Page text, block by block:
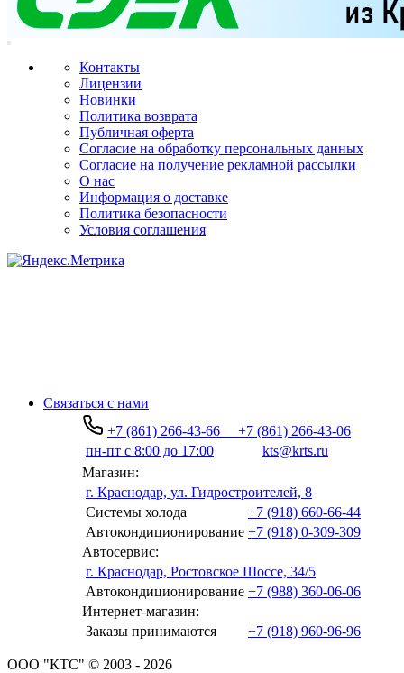
Контакты
Лицензии
Новинки
Политика возврата
Публичная оферта
Согласие на обработку персональных данных
Согласие на получение рекламной рассылки
О нас
Информация о доставке
Политика безопасности
Условия соглашения
Связаться с нами
+7 (861) 266-43-66
+7 (861) 266-43-06
пн-пт с 8:00 до 17:00
kts@krts.ru
Магазин:
г. Краснодар, ул. Гидростроителей, 8
Системы холода
+7 (918) 660-66-44
Автокондиционирование +7 (918) 0-309-309
Автосервис:
г. Краснодар, Ростовское Шоссе, 34/5
Автокондиционирование +7 (988) 360-06-06
Интернет-магазин:
Заказы принимаются
+7 (918) 960-96-96
ООО "КТС" © 2003 - 2026